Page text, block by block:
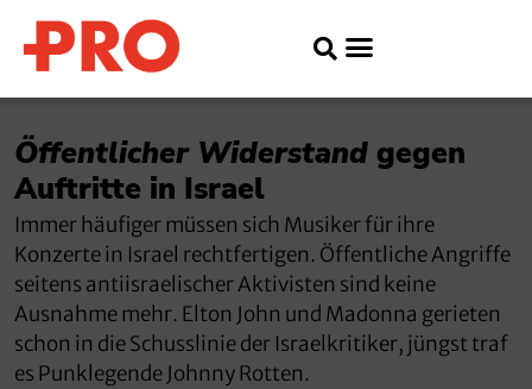
Öffentlicher Widerstand gegen
Auftritte in Israel
Immer häufiger müssen sich Musiker für ihre
Konzerte in Israel rechtfertigen. Öffentliche Angriffe
seitens antiisraelischer Aktivisten sind keine
Ausnahme mehr. Elton John und Madonna gerieten
schon in die Schusslinie der Israelkritiker, jüngst traf
es Punklegende Johnny Rotten.